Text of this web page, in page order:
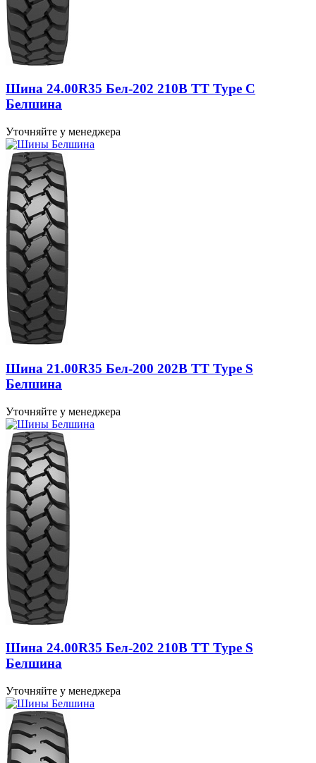
Шина 24.00R35 Бел-202 210B TT Type C
Белшина
Уточняйте у менеджера
Шина 21.00R35 Бел-200 202B TT Type S
Белшина
Уточняйте у менеджера
Шина 24.00R35 Бел-202 210B TT Type S
Белшина
Уточняйте у менеджера